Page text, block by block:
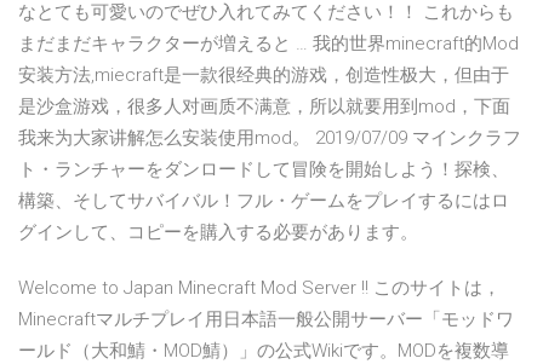
なとても可愛いのでぜひ入れてみてください！！ これからも
まだまだキャラクターが増えると … 我的世界minecraft的Mod
安装方法,miecraft是一款很经典的游戏，创造性极大，但由于
是沙盒游戏，很多人对画质不满意，所以就要用到mod，下面
我来为大家讲解怎么安装使用mod。 2019/07/09 マインクラフ
ト・ランチャーをダンロードして冒険を開始しよう！探検、
構築、そしてサバイバル！フル・ゲームをプレイするにはロ
グインして、コピーを購入する必要があります。
Welcome to Japan Minecraft Mod Server !! このサイトは，
Minecraftマルチプレイ用日本語一般公開サーバー「モッドワ
ールド（大和鯖・MOD鯖）」の公式Wikiです。MODを複数導